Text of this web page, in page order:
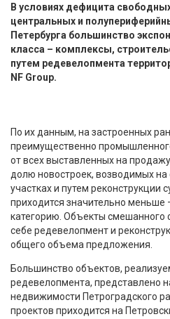
В условиях дефицита
центральных и
Петербурга большинство
класса – комплексы,
путем редевелопмента
NF Group.
По их данным, на застроенных
преимущественно
от всех выставленных на
долю новостроек, возводимых на
участках и путем реконструкции
приходится значительно меньше
категорию. Объекты
себе редевелопмент и
общего объема предложения.
Большинство объектов,
редевелопмента, представлено
недвижимости Петроградского
проектов приходится на